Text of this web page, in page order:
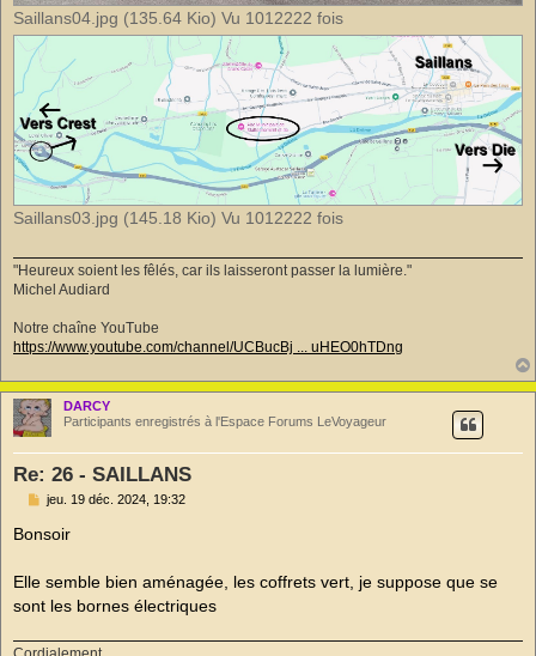
Saillans04.jpg (135.64 Kio) Vu 1012222 fois
Saillans03.jpg (145.18 Kio) Vu 1012222 fois
"Heureux soient les fêlés, car ils laisseront passer la lumière."
Michel Audiard
Notre chaîne YouTube
https://www.youtube.com/channel/UCBucBj ... uHEO0hTDng
DARCY
Participants enregistrés à l'Espace Forums LeVoyageur
Re: 26 - SAILLANS
M
s
e
n
n
jeu. 19 déc. 2024, 19:32
Bonsoir
Elle semble bien aménagée, les coffrets vert, je suppose que se
sont les bornes électriques